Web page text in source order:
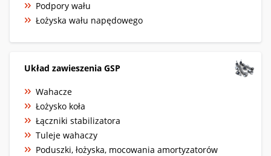
Podpory wału
Łożyska wału napędowego
Układ zawieszenia GSP
Wahacze
Łożysko koła
Łączniki stabilizatora
Tuleje wahaczy
Poduszki, łożyska, mocowania amortyzatorów